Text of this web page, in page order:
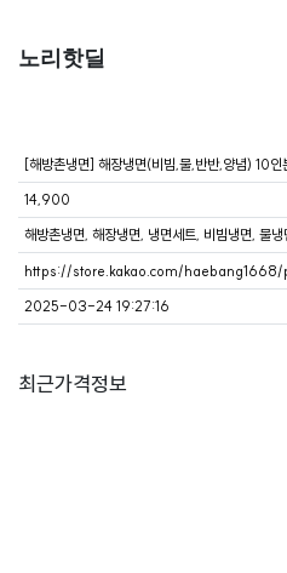
노리핫딜
[해방촌냉면] 해장냉면(비빔,물,반반,양념) 10
14,900
https://store.kakao.com/
2025-03-24 19:27:16
최근가격정보